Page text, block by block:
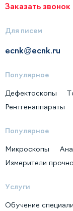
Заказать звонок
Для писем
ecnk@ecnk.ru
Популярное
Дефектоскопы
Рентгенаппараты
Популярное
Микроскопы
Измерители
Услуги
Обучение